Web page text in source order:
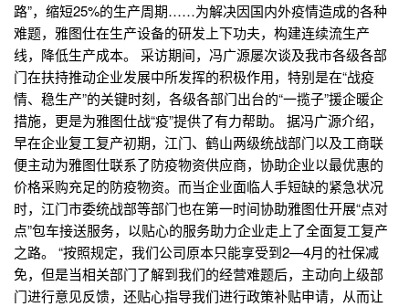
路”，缩短25%的生产周期……为解决因国内外疫情造成的各种
难题，雅图仕在生产设备的研发上下功夫，构建连续流生产
线，降低生产成本。 采访期间，冯广源屡次谈及我市各级各部
门在扶持推动企业发展中所发挥的积极作用，特别是在“战疫
情、稳生产”的关键时刻，各级各部门出台的“一揽子”援企暖企
措施，更是为雅图仕战“疫”提供了有力帮助。 据冯广源介绍，
早在企业复工复产初期，江门、鹤山两级统战部门以及工商联
便主动为雅图仕联系了防疫物资供应商，协助企业以最优惠的
价格采购充足的防疫物资。而当企业面临人手短缺的紧急状况
时，江门市委统战部等部门也在第一时间协助雅图仕开展“点对
点”包车接送服务，以贴心的服务助力企业走上了全面复工复产
之路。 “按照规定，我们公司原本只能享受到2—4月的社保减
免，但是当相关部门了解到我们的经营难题后，主动向上级部
门进行意见反馈，还贴心指导我们进行政策补贴申请，从而让